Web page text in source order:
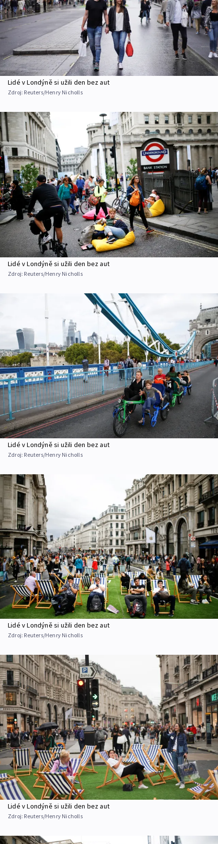
Lidé v Londýně si užili den bez aut
Zdroj: Reuters/Henry Nicholls
Lidé v Londýně si užili den bez aut
Zdroj: Reuters/Henry Nicholls
Lidé v Londýně si užili den bez aut
Zdroj: Reuters/Henry Nicholls
Lidé v Londýně si užili den bez aut
Zdroj: Reuters/Henry Nicholls
Lidé v Londýně si užili den bez aut
Zdroj: Reuters/Henry Nicholls